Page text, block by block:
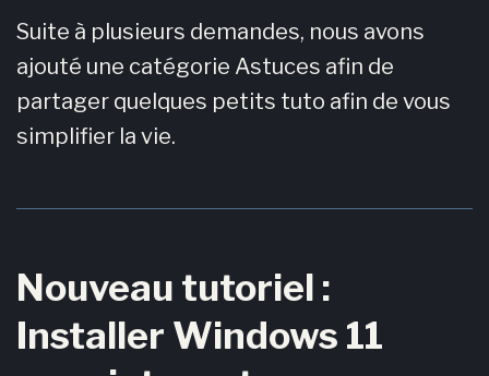
Suite à plusieurs demandes, nous avons
ajouté une catégorie Astuces afin de
partager quelques petits tuto afin de vous
simplifier la vie.
Nouveau tutoriel :
Installer Windows 11